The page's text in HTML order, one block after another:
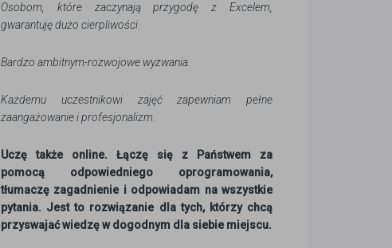
Osobom, które zaczynają przygodę z Excelem,
gwarantuję dużo cierpliwości.
Bardzo ambitnym-rozwojowe wyzwania.
Każdemu uczestnikowi zajęć zapewniam pełne
zaangażowanie i profesjonalizm.
Uczę także online. Łączę się z Państwem za
pomocą odpowiedniego oprogramowania,
tłumaczę zagadnienie i odpowiadam na wszystkie
pytania. Jest to rozwiązanie dla tych, którzy chcą
przyswajać wiedzę w dogodnym dla siebie miejscu.